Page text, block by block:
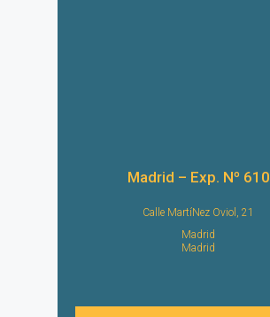
Madrid – Exp. Nº 610
Calle MartíNez Oviol, 21
Madrid
Madrid